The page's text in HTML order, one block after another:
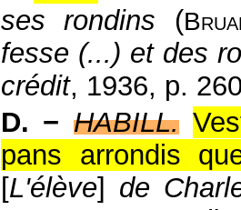
ses rondins (
fesse (...) et des
crédit, 1936, p.
D. − HABILL.
pans arrondis
[L'élève] de